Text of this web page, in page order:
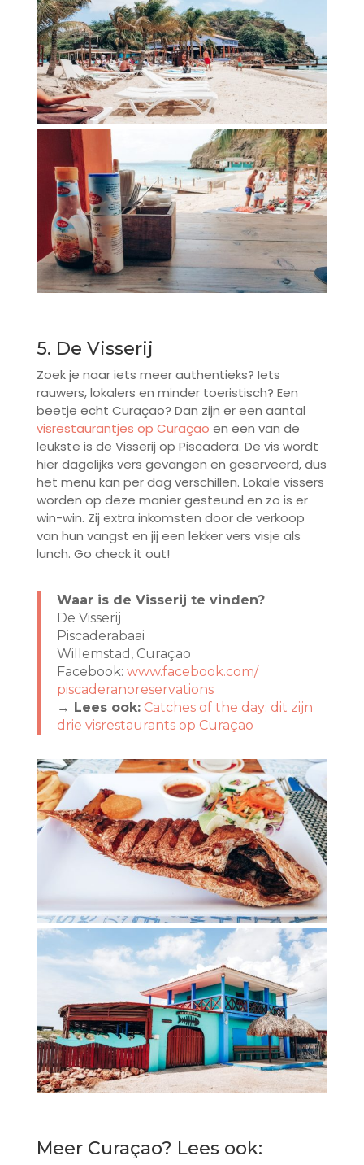
5. De Visserij
Zoek je naar iets meer authentieks? Iets
rauwers, lokalers en minder toeristisch? Een
beetje echt Curaçao? Dan zijn er een aantal
visrestaurantjes op Curaçao en een van de
leukste is de Visserij op Piscadera. De vis wordt
hier dagelijks vers gevangen en geserveerd, dus
het menu kan per dag verschillen. Lokale vissers
worden op deze manier gesteund en zo is er
win-win. Zij extra inkomsten door de verkoop
van hun vangst en jij een lekker vers visje als
lunch. Go check it out!
Waar is de Visserij te vinden?
De Visserij
Piscaderabaai
Willemstad, Curaçao
Facebook: www.facebook.com/
piscaderanoreservations
→ Lees ook: Catches of the day: dit zijn
drie visrestaurants op Curaçao
Meer Curaçao? Lees ook: